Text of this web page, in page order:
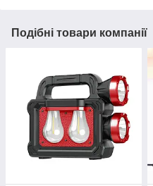
Подібні товари компанії